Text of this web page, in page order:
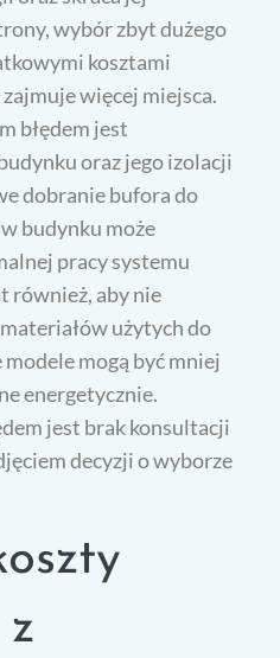
wybór zbyt dużego
kosztami
więcej miejsca.
błędem jest
oraz jego izolacji
dobranie bufora do
budynku może
pracy systemu
również, aby nie
użytych do
mogą być mniej
energetycznie.
jest brak konsultacji
decyzji o wyborze